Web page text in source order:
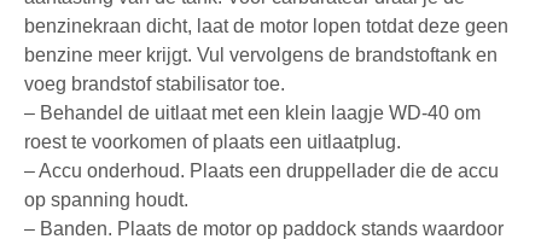
benzinekraan dicht, laat de motor lopen totdat deze geen
benzine meer krijgt. Vul vervolgens de brandstoftank en
voeg brandstof stabilisator toe.
– Behandel de uitlaat met een klein laagje WD-40 om
roest te voorkomen of plaats een uitlaatplug.
– Accu onderhoud. Plaats een druppellader die de accu
op spanning houdt.
– Banden. Plaats de motor op paddock stands waardoor